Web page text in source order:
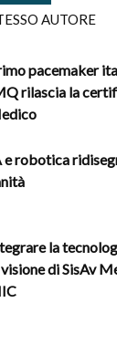
AUTORE
pacemaker
rilascia la
e robotica
la
di SisAv